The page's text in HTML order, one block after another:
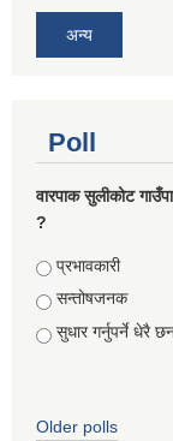
अन्य
Poll
वारपाक सुलीकोट
?
Choices
प्रभावकारी
सन्तोषजनक
सुधार गर्नुपर्ने धेरै
Older polls